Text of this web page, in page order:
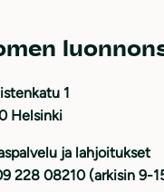
1
Helsinki
ja lahjoitukset
228 08210 (arkisin 9-